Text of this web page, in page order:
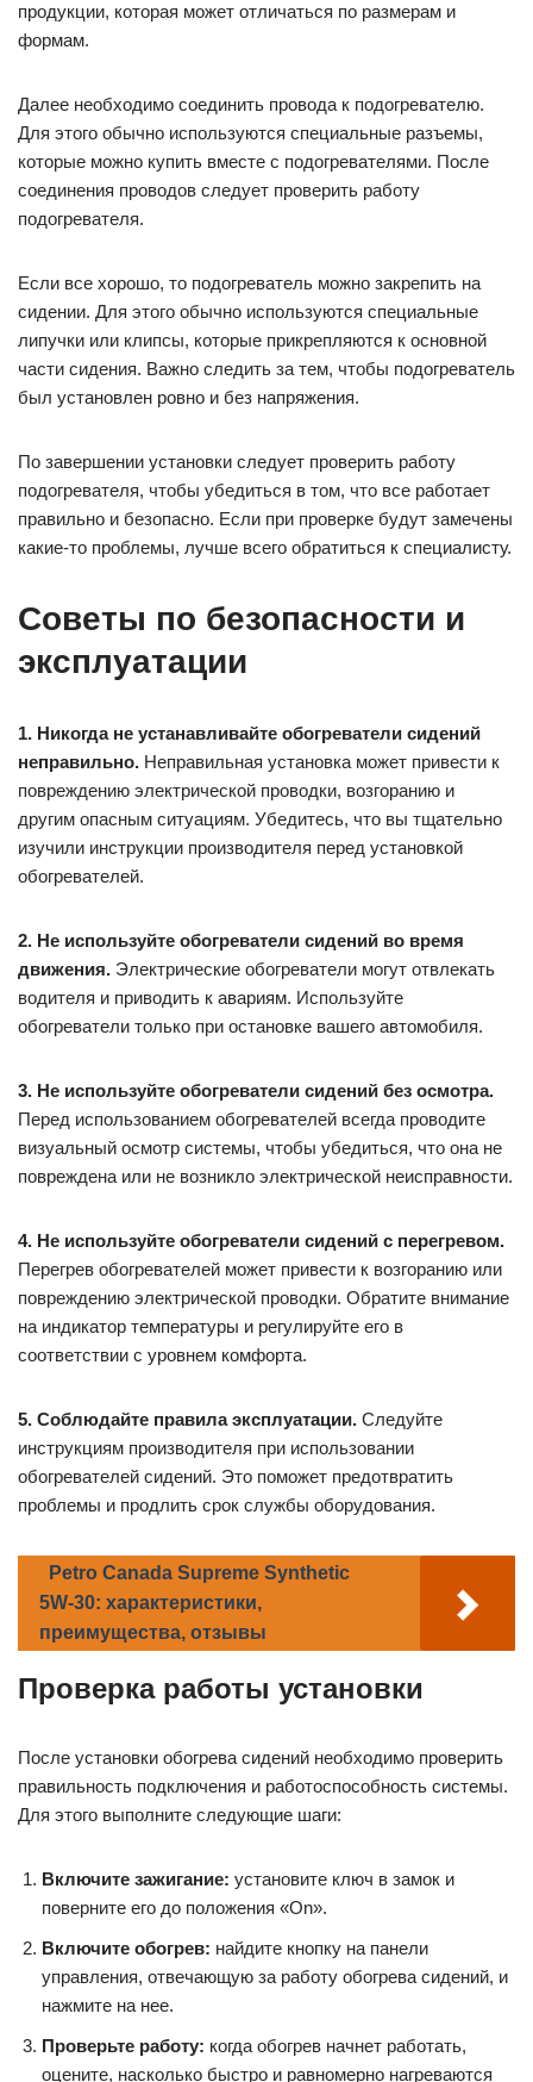
продукции, которая может отличаться по размерам и
формам.
Далее необходимо соединить провода к подогревателю.
Для этого обычно используются специальные разъемы,
которые можно купить вместе с подогревателями. После
соединения проводов следует проверить работу
подогревателя.
Если все хорошо, то подогреватель можно закрепить на
сидении. Для этого обычно используются специальные
липучки или клипсы, которые прикрепляются к основной
части сидения. Важно следить за тем, чтобы подогреватель
был установлен ровно и без напряжения.
По завершении установки следует проверить работу
подогревателя, чтобы убедиться в том, что все работает
правильно и безопасно. Если при проверке будут замечены
какие-то проблемы, лучше всего обратиться к специалисту.
Советы по безопасности и
эксплуатации
1. Никогда не устанавливайте обогреватели сидений
неправильно. Неправильная установка может привести к
повреждению электрической проводки, возгоранию и
другим опасным ситуациям. Убедитесь, что вы тщательно
изучили инструкции производителя перед установкой
обогревателей.
2. Не используйте обогреватели сидений во время
движения. Электрические обогреватели могут отвлекать
водителя и приводить к авариям. Используйте
обогреватели только при остановке вашего автомобиля.
3. Не используйте обогреватели сидений без осмотра.
Перед использованием обогревателей всегда проводите
визуальный осмотр системы, чтобы убедиться, что она не
повреждена или не возникло электрической неисправности.
4. Не используйте обогреватели сидений с перегревом.
Перегрев обогревателей может привести к возгоранию или
повреждению электрической проводки. Обратите внимание
на индикатор температуры и регулируйте его в
соответствии с уровнем комфорта.
5. Соблюдайте правила эксплуатации. Следуйте
инструкциям производителя при использовании
обогревателей сидений. Это поможет предотвратить
проблемы и продлить срок службы оборудования.
Petro Canada Supreme Synthetic
5W-30: характеристики,
преимущества, отзывы
Проверка работы установки
После установки обогрева сидений необходимо проверить
правильность подключения и работоспособность системы.
Для этого выполните следующие шаги:
Включите зажигание: установите ключ в замок и
поверните его до положения «On».
Включите обогрев: найдите кнопку на панели
управления, отвечающую за работу обогрева сидений, и
нажмите на нее.
Проверьте работу: когда обогрев начнет работать,
оцените, насколько быстро и равномерно нагреваются